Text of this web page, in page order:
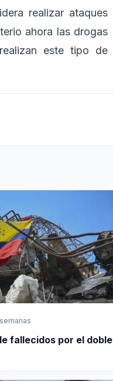
realizar ataques
ahora las drogas
este tipo de
fallecidos por el doble